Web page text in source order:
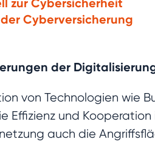
zur Cybersicherheit
Cyberversicherung
der
von Technologien wie
Effizienz und
auch die